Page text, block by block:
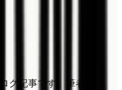
グ記事です。筆者は